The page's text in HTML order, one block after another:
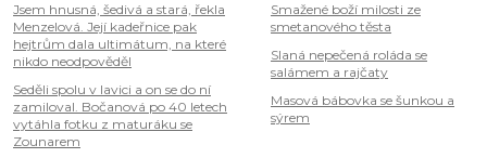
Jsem hnusná, šedivá a stará, řekla
Menzelová. Její kadeřnice pak
hejtrům dala ultimátum, na které
nikdo neodpověděl
Seděli spolu v lavici a on se do ní
zamiloval. Bočanová po 40 letech
vytáhla fotku z maturáku se
Zounarem
Smažené boží milosti ze
smetanového těsta
Slaná nepečená roláda se
salámem a rajčaty
Masová bábovka se šunkou a
sýrem